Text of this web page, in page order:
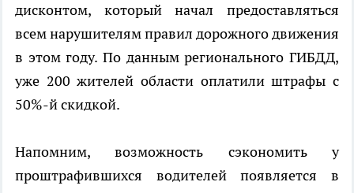
дисконтом, который начал предоставляться
всем нарушителям правил дорожного движения
в этом году. По данным регионального ГИБДД,
уже 200 жителей области оплатили штрафы с
50%-й скидкой.
Напомним, возможность сэкономить у
проштрафившихся водителей появляется в